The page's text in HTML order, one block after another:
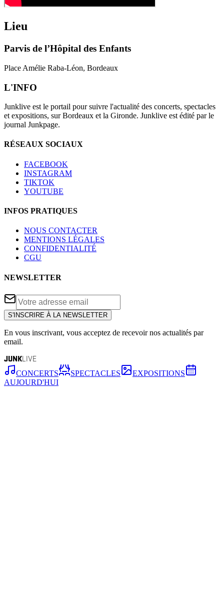
Lieu
Parvis de l’Hôpital des Enfants
Place Amélie Raba-Léon, Bordeaux
L'INFO
Junklive est le portail pour suivre l'actualité des concerts, spectacles
et expositions, sur Bordeaux et la Gironde. Junklive est édité par le
journal Junkpage.
RÉSEAUX SOCIAUX
FACEBOOK
INSTAGRAM
TIKTOK
YOUTUBE
INFOS PRATIQUES
NOUS CONTACTER
MENTIONS LÉGALES
CONFIDENTIALITÉ
CGU
NEWSLETTER
S'INSCRIRE À LA NEWSLETTER
En vous inscrivant, vous acceptez de recevoir nos actualités par
email.
JUNKLIVE
CONCERTS SPECTACLES
EXPOSITIONS
AUJOURD'HUI